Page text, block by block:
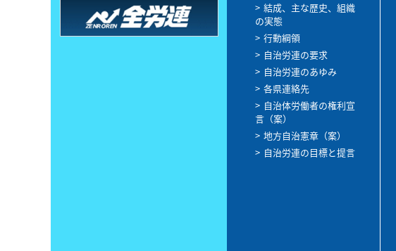
結成、主な歴史、組織
の実態
行動綱領
自治労連の要求
自治労連のあゆみ
各県連絡先
自治体労働者の権利宣
言（案）
地方自治憲章（案）
自治労連の目標と提言